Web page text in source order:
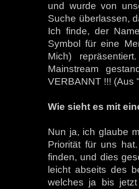
und wurde von
Suche überlassen,
Ich finde, der
Symbol für eine
Mich)
Mainstream
VERBANNT !!! (Aus
Wie sieht es mit
Nun ja, ich glaube
Priorität für uns
finden, und dies
leicht abseits des
welches ja bis